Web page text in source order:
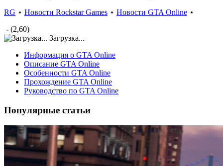
RG ⋆ Новости Rockstar Games ⋆ Новости GTA Online ⋆
- (2,60)
Загрузка...
Информация о GTA Online
Описание GTA Online
Особенности GTA Online
Прохождение GTA Online
Руководство по GTA Online
Популярные статьи